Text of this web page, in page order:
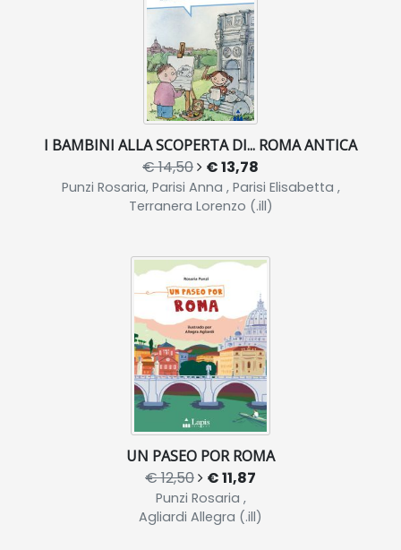
I BAMBINI ALLA SCOPERTA DI... ROMA ANTICA
€ 14,50 € 13,78
Punzi Rosaria, Parisi Anna , Parisi Elisabetta ,
Terranera Lorenzo (.ill)
UN PASEO POR ROMA
€ 12,50 € 11,87
Punzi Rosaria ,
Agliardi Allegra (.ill)